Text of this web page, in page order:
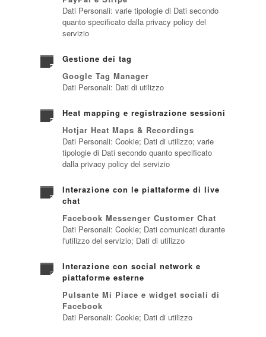
Dati Personali: varie tipologie di Dati secondo
quanto specificato dalla privacy policy del
servizio
Gestione dei tag
Google Tag Manager
Dati Personali: Dati di utilizzo
Heat mapping e registrazione sessioni
Hotjar Heat Maps & Recordings
Dati Personali: Cookie; Dati di utilizzo; varie
tipologie di Dati secondo quanto specificato
dalla privacy policy del servizio
Interazione con le piattaforme di live
chat
Facebook Messenger Customer Chat
Dati Personali: Cookie; Dati comunicati durante
l'utilizzo del servizio; Dati di utilizzo
Interazione con social network e
piattaforme esterne
Pulsante Mi Piace e widget sociali di
Facebook
Dati Personali: Cookie; Dati di utilizzo